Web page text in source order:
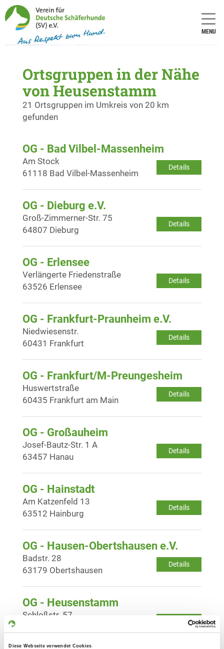
Diese Webseite verwendet Cookies
MENU
Ortsgruppen in der Nähe
von Heusenstamm
21 Ortsgruppen im Umkreis von 20 km
gefunden
OG - Bad Vilbel-Massenheim
Details
Am Stock
61118 Bad Vilbel-Massenheim
OG - Dieburg e.V.
Details
Groß-Zimmerner-Str. 75
64807 Dieburg
OG - Erlensee
Details
Verlängerte Friedenstraße
63526 Erlensee
OG - Frankfurt-Praunheim e.V.
Details
Niedwiesenstr.
60431 Frankfurt
OG - Frankfurt/M-Preungesheim
Details
Huswertstraße
60435 Frankfurt am Main
OG - Großauheim
Details
Josef-Bautz-Str. 1 A
63457 Hanau
OG - Hainstadt
Details
Am Katzenfeld 13
63512 Hainburg
OG - Hausen-Obertshausen e.V.
Details
Badstr. 28
63179 Obertshausen
OG - Heusenstamm
Details
Schloßstr. 57